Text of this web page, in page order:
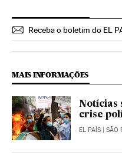
Receba o boletim do EL
MAIS INFORMAÇÕES
Notícias
crise
EL PAÍS | SÃO